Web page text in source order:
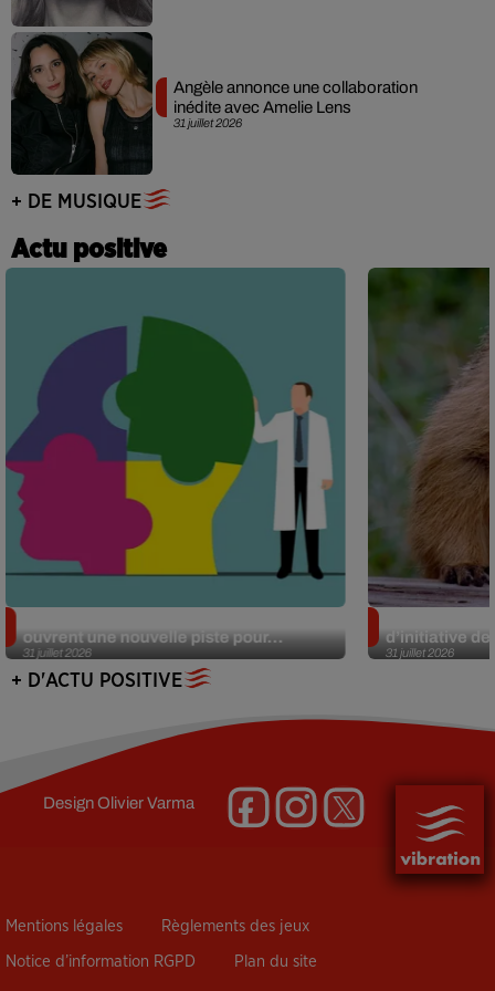
31 juillet 2026
Angèle annonce une collaboration
inédite avec Amelie Lens
+ DE MUSIQUE
Actu positive
31 juillet 2026
ouvrent une nouvelle piste pour...
31 juillet 2026
d’initiative
+ D'ACTU POSITIVE
DesignOlivier Varma
Mentions légales Règlements des jeux
Notice d’information RGPD Plan du site